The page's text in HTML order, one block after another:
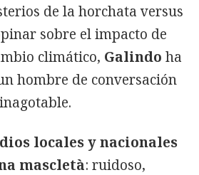
de la horchata versus
sobre el impacto de
climático, Galindo ha
hombre de conversación
locales y nacionales
mascletà: ruidoso,